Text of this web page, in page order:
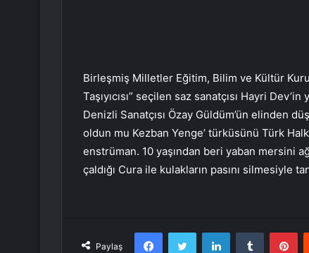
Birleşmiş Milletler Eğitim, Bilim ve Kültür
Taşıyıcısı” seçilen saz sanatçısı Hayri
Denizli Sanatçısı Özay Güldüm’ün elinden
oldun mu Kezban Yenge’ türküsünü Türk
enstrüman. 10 yaşından beri yaban mersini
çaldığı Cura ile kulakların pasını silmesiyle
Paylaş
FacebookTwitter LinkedInTumblr